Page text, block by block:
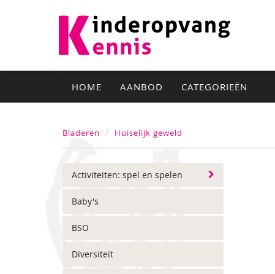
HOME AANBOD CATEGORIEËN
Bladeren Huiselijk geweld
Activiteiten: spel en spelen
Baby's
BSO
Diversiteit